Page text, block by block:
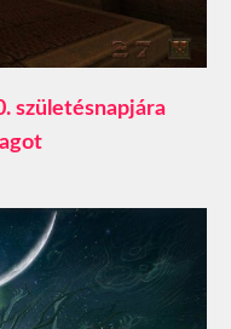
születésnapjára